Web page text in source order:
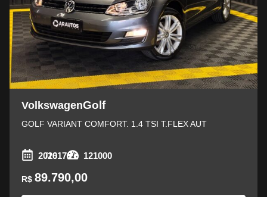
VolkswagenGolf
GOLF VARIANT COMFORT. 1.4 TSI T.FLEX AUT
2016
/2017 121000
R$89.790,00